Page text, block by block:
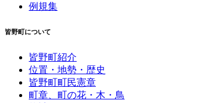
例規集
皆野町について
皆野町紹介
位置・地勢・歴史
皆野町町民憲章
町章、町の花・木・鳥